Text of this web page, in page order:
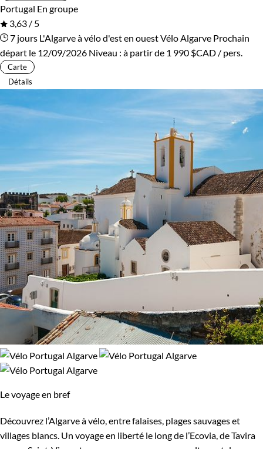
Portugal En groupe
3,63 / 5
7 jours L'Algarve à vélo d'est en ouestVélo Algarve Prochain
départ le 12/09/2026 Niveau : à partir de 1 990 $CAD / pers.
Carte
Détails
Le voyage en bref
Découvrez l’Algarve à vélo, entre falaises, plages sauvages et
villages blancs. Un voyage en liberté le long de l’Ecovia, de Tavira